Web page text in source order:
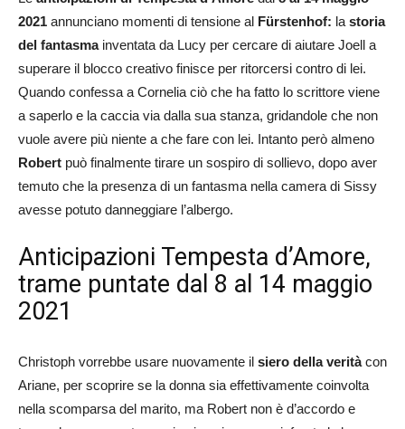
2021 annunciano momenti di tensione al Fürstenhof: la storia
del fantasmainventata da Lucy per cercare di aiutare Joell a
superare il blocco creativo finisce per ritorcersi contro di lei.
Quando confessa a Cornelia ciò che ha fatto lo scrittore viene
a saperlo e la caccia via dalla sua stanza, gridandole che non
vuole avere più niente a che fare con lei. Intanto però almeno
Robert può finalmente tirare un sospiro di sollievo, dopo aver
temuto che la presenza di un fantasma nella camera di Sissy
avesse potuto danneggiare l’albergo.
Anticipazioni Tempesta d’Amore,
trame puntate dal 8 al 14 maggio
2021
Christoph vorrebbe usare nuovamente il siero della veritàcon
Ariane, per scoprire se la donna sia effettivamente coinvolta
nella scomparsa del marito, ma Robert non è d’accordo e